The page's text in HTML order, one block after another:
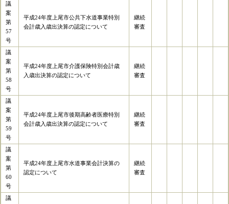
議
案
第
57
号
平成24年度上尾市公共下水道事業特別
会計歳入歳出決算の認定について
継続
審査
議
案
第
58
号
平成24年度上尾市介護保険特別会計歳
入歳出決算の認定について
継続
審査
議
案
第
59
号
平成24年度上尾市後期高齢者医療特別
会計歳入歳出決算の認定について
継続
審査
議
案
第
60
号
平成24年度上尾市水道事業会計決算の
認定について
継続
審査
議